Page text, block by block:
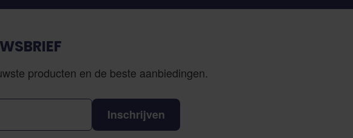
producten en de beste aanbiedingen.
Inschrijven